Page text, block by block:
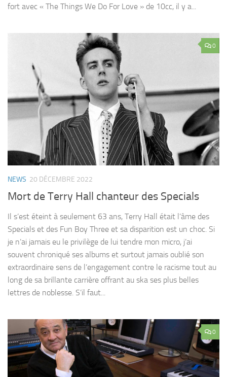
fort avec « The Things We Do For Love » de 10cc, il y a...
0
NEWS 20 DÉCEMBRE 2022
Mort de Terry Hall chanteur des Specials
Il s’est éteint à seulement 63 ans, Terry Hall était l’âme des
Specials et des Fun Boy Three et sa disparition est un choc. Si
je n’ai jamais eu le privilège de lui tendre mon micro, j’ai
souvent chroniqué ses albums et surtout jamais oublié son
extraordinaire sens de l’engagement contre le racisme tout au
long de sa brillante carrière offrant au ska ses plus belles
lettres de noblesse. S’il faut...
0